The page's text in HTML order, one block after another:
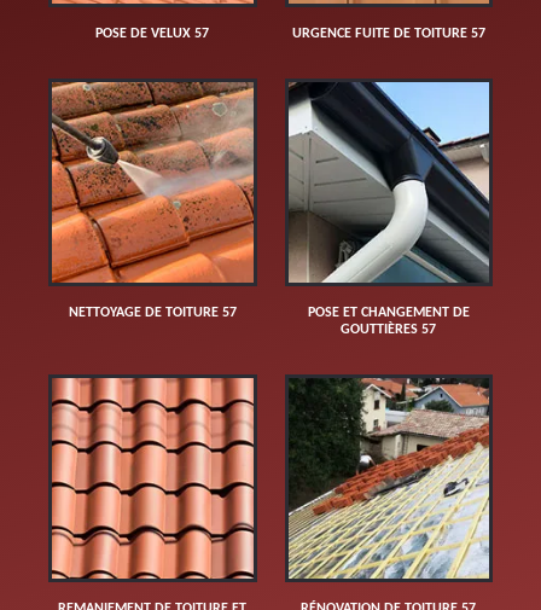
POSE DE VELUX 57 URGENCE FUITE DE TOITURE 57
NETTOYAGE DE TOITURE 57
POSE ET CHANGEMENT DE
GOUTTIÈRES 57